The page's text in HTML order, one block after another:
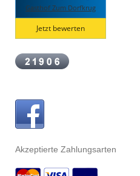
Gasthof Zum Dorfkrug
Jetzt bewerten
Akzeptierte Zahlungsarten